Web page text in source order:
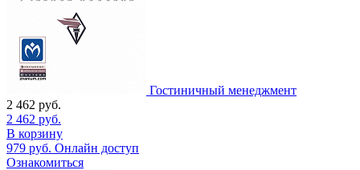
Гостиничный менеджмент
2 462 руб.
2 462 руб.
В корзину
979 руб. Онлайн доступ
Ознакомиться